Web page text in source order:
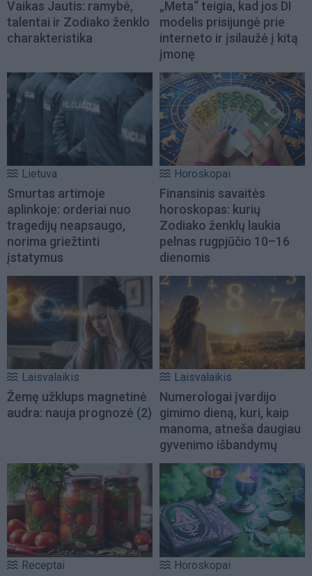
Vaikas Jautis: ramybė,
talentai ir Zodiako ženklo
charakteristika
„Meta“ teigia, kad jos DI
modelis prisijungė prie
interneto ir įsilaužė į kitą
įmonę
Lietuva
Smurtas artimoje
aplinkoje: orderiai nuo
tragedijų neapsaugo,
norima griežtinti
įstatymus
Horoskopai
Finansinis savaitės
horoskopas: kurių
Zodiako ženklų laukia
pelnas rugpjūčio 10–16
dienomis
Laisvalaikis
Žemę užklups magnetinė
audra: nauja prognozė (2)
Laisvalaikis
Numerologai įvardijo
gimimo dieną, kuri, kaip
manoma, atneša daugiau
gyvenimo išbandymų
Receptai Horoskopai